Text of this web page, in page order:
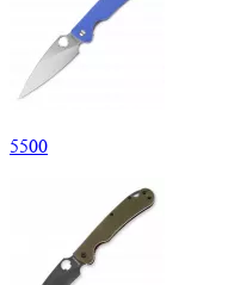
5500